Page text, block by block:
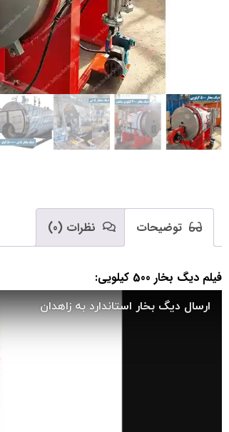
توضیحات نظرات (0)
فیلم دیگ بخار 500 کیلویی: